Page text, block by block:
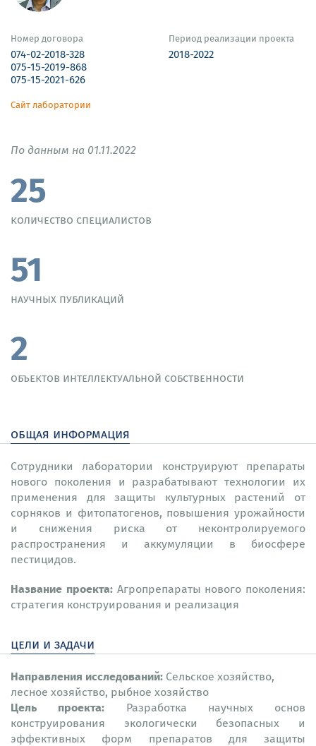
Номер договора
074-02-2018-328
075-15-2019-868
075-15-2021-626
Период реализации проекта
2018-2022
Сайт лаборатории
По данным на 01.11.2022
25
количество специалистов
51
научных публикаций
2
объектов интеллектуальной собственности
общая информация
Сотрудники лаборатории конструируют препараты
нового поколения и разрабатывают технологии их
применения для защиты культурных растений от
сорняков и фитопатогенов, повышения урожайности
и снижения риска от неконтролируемого
распространения и аккумуляции в биосфере
пестицидов.
Название проекта: Агропрепараты нового поколения:
стратегия конструирования и реализация
цели и задачи
Направления исследований: Сельское хозяйство,
лесное хозяйство, рыбное хозяйство
Цель проекта: Разработка научных основ
конструирования экологически безопасных и
эффективных форм препаратов для защиты